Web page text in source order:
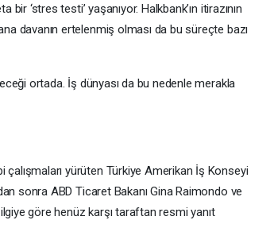
‘stres testi’ yaşanıyor. Halkbank’ın itirazının
davanın ertelenmiş olması da bu süreçte bazı
ortada. İş dünyası da bu nedenle merakla
yürüten Türkiye Amerikan İş Konseyi
sonra ABD Ticaret Bakanı Gina Raimondo ve
göre henüz karşı taraftan resmi yanıt